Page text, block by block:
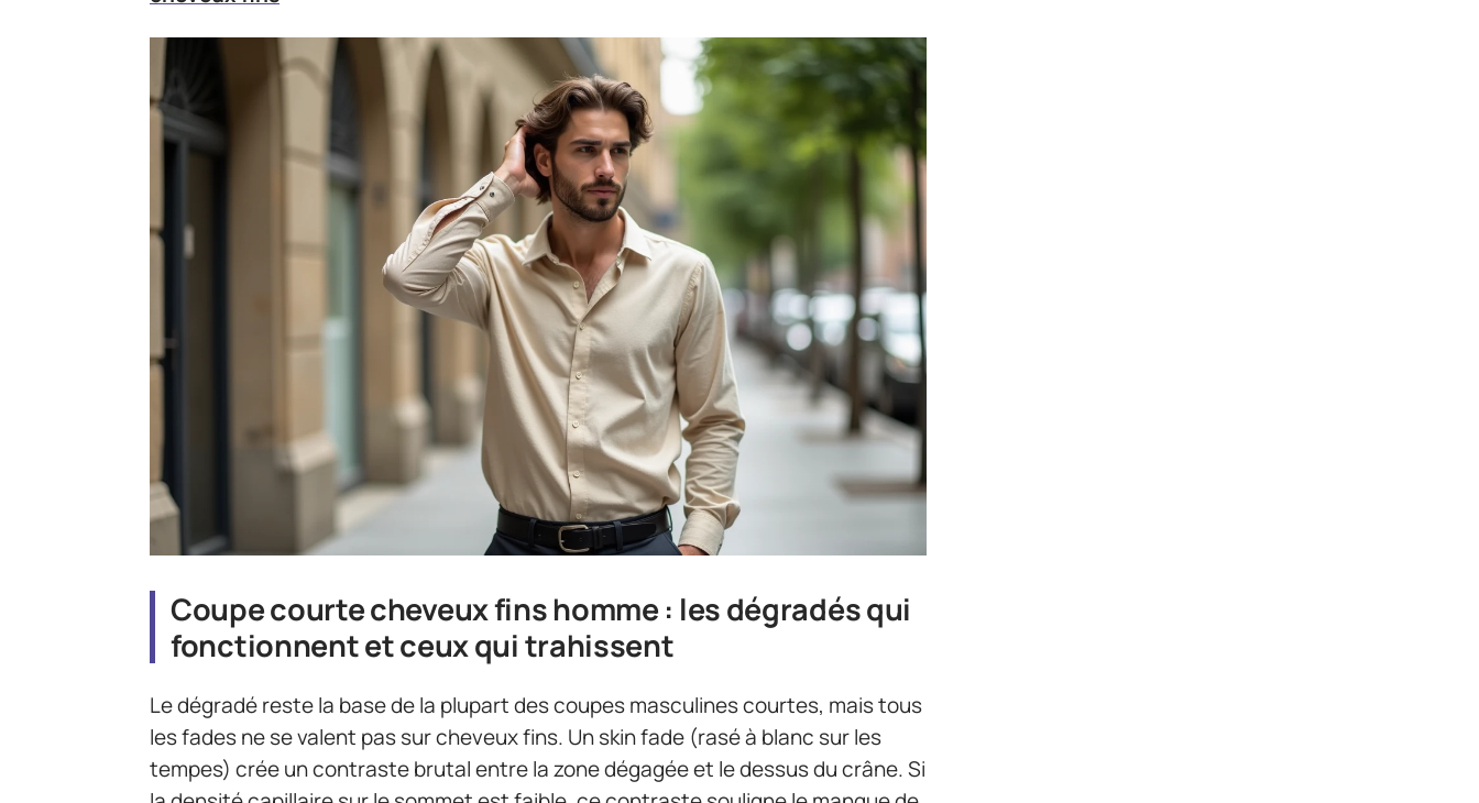
Coupe courte cheveux fins homme : les dégradés qui
fonctionnent et ceux qui trahissent
Le dégradé reste la base de la plupart des coupes masculines courtes, mais tous
les fades ne se valent pas sur cheveux fins. Un skin fade (rasé à blanc sur les
tempes) crée un contraste brutal entre la zone dégagée et le dessus du crâne. Si